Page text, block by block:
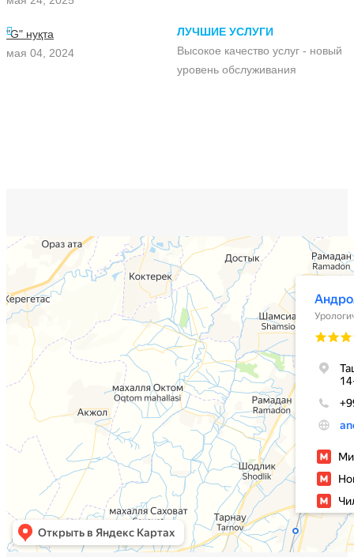
"G" нуқта
мая 04, 2024
ЛУЧШИЕ УСЛУГИ
Высокое качество услуг - новый
уровень обслуживания